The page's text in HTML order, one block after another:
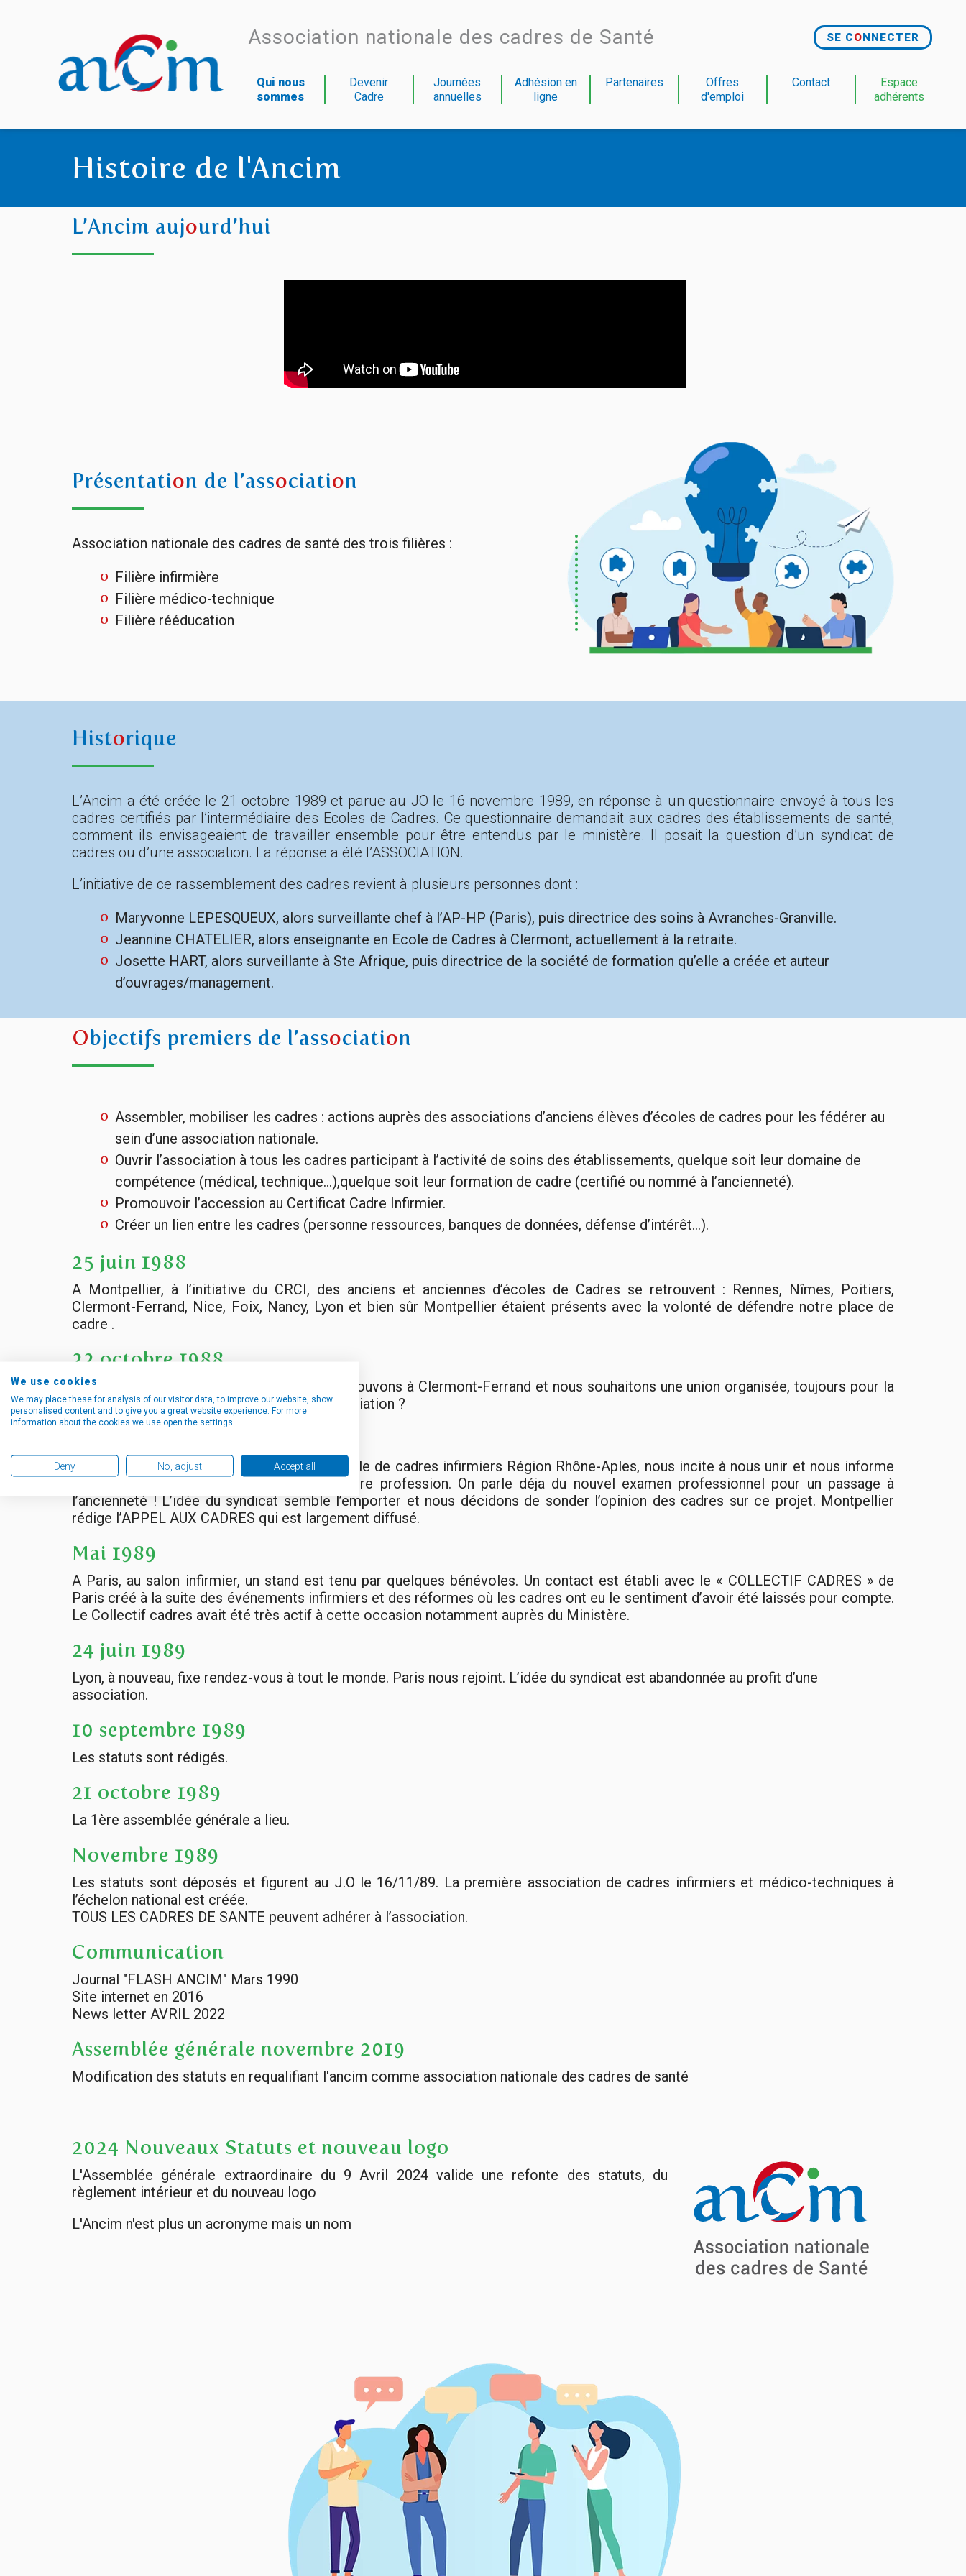
Association nationale des cadres de Santé SE CONNECTER
Qui nous
sommes
Devenir
Cadre
Journées
annuelles
Adhésion en
ligne
Partenaires
Offres
d'emploi
Contact
Espace
adhérents
Histoire de l'Ancim
L’Ancim aujourd’hui
Présentation de l’association
Association nationale des cadres de santé des trois filières :
Filière infirmière
Filière médico-technique
Filière rééducation
Historique
L’Ancim a été créée le 21 octobre 1989 et parue au JO le 16 novembre 1989, en réponse à un questionnaire envoyé à tous les
cadres certifiés par l’intermédiaire des Ecoles de Cadres. Ce questionnaire demandait aux cadres des établissements de santé,
comment ils envisageaient de travailler ensemble pour être entendus par le ministère. Il posait la question d’un syndicat de
cadres ou d’une association. La réponse a été l’ASSOCIATION.
L’initiative de ce rassemblement des cadres revient à plusieurs personnes dont :
Maryvonne LEPESQUEUX, alors surveillante chef à l’AP-HP (Paris), puis directrice des soins à Avranches-Granville.
Jeannine CHATELIER, alors enseignante en Ecole de Cadres à Clermont, actuellement à la retraite.
Josette HART, alors surveillante à Ste Afrique, puis directrice de la société de formation qu’elle a créée et auteur
d’ouvrages/management.
Objectifs premiers de l’association
Assembler, mobiliser les cadres : actions auprès des associations d’anciens élèves d’écoles de cadres pour les fédérer au
sein d’une association nationale.
Ouvrir l’association à tous les cadres participant à l’activité de soins des établissements, quelque soit leur domaine de
compétence (médical, technique...),quelque soit leur formation de cadre (certifié ou nommé à l’ancienneté).
Promouvoir l’accession au Certificat Cadre Infirmier.
Créer un lien entre les cadres (personne ressources, banques de données, défense d’intérêt...).
25 juin 1988
A Montpellier, à l’initiative du CRCI, des anciens et anciennes d’écoles de Cadres se retrouvent : Rennes, Nîmes, Poitiers,
Clermont-Ferrand, Nice, Foix, Nancy, Lyon et bien sûr Montpellier étaient présents avec la volonté de défendre notre place de
cadre .
22 octobre 1988
En plein mouvement infirmier, nous nous retrouvons à Clermont-Ferrand et nous souhaitons une union organisée, toujours pour la
défense du cadre infirmier : syndicats ? association ?
A Lyon, Madame Fournier, directrice de l’école de cadres infirmiers Région Rhône-Aples, nous incite à nous unir et nous informe
des réformes concernant les cadres et notre profession. On parle déja du nouvel examen professionnel pour un passage à
l’ancienneté ! L’idée du syndicat semble l’emporter et nous décidons de sonder l’opinion des cadres sur ce projet. Montpellier
rédige l’APPEL AUX CADRES qui est largement diffusé.
Mai 1989
A Paris, au salon infirmier, un stand est tenu par quelques bénévoles. Un contact est établi avec le « COLLECTIF CADRES » de
Paris créé à la suite des événements infirmiers et des réformes où les cadres ont eu le sentiment d’avoir été laissés pour compte.
Le Collectif cadres avait été très actif à cette occasion notamment auprès du Ministère.
24 juin 1989
Lyon, à nouveau, fixe rendez-vous à tout le monde. Paris nous rejoint. L’idée du syndicat est abandonnée au profit d’une
association.
10 septembre 1989
Les statuts sont rédigés.
21 octobre 1989
La 1ère assemblée générale a lieu.
Novembre 1989
Les statuts sont déposés et figurent au J.O le 16/11/89. La première association de cadres infirmiers et médico-techniques à
l’échelon national est créée.
TOUS LES CADRES DE SANTE peuvent adhérer à l’association.
Communication
Journal "FLASH ANCIM" Mars 1990
Site internet en 2016
News letter AVRIL 2022
Assemblée générale novembre 2019
Modification des statuts en requalifiant l'ancim comme association nationale des cadres de santé
2024 Nouveaux Statuts et nouveau logo
L'Assemblée générale extraordinaire du 9 Avril 2024 valide une refonte des statuts, du
règlement intérieur et du nouveau logo
L'Ancim n'est plus un acronyme mais un nom
We use cookies
We may place these for analysis of our visitor data, to improve our website, show
personalised content and to give you a great website experience. For more
information about the cookies we use open the settings.
Deny No, adjust Accept all